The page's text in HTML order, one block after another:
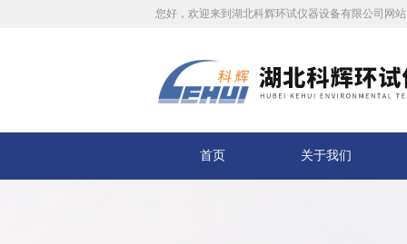
您好，欢迎来到湖北科辉环试仪器设备有限公司网
首页 关于我们